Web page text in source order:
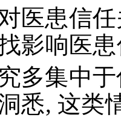
医患信
影响医
多集中
悉, 这类